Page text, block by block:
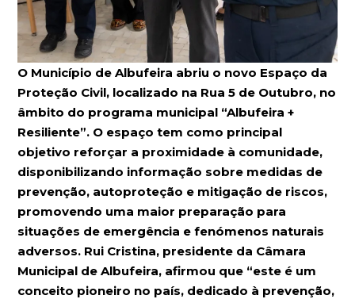
O Município de Albufeira abriu o novo Espaço da
Proteção Civil, localizado na Rua 5 de Outubro, no
âmbito do programa municipal “Albufeira +
Resiliente”. O espaço tem como principal
objetivo reforçar a proximidade à comunidade,
disponibilizando informação sobre medidas de
prevenção, autoproteção e mitigação de riscos,
promovendo uma maior preparação para
situações de emergência e fenómenos naturais
adversos. Rui Cristina, presidente da Câmara
Municipal de Albufeira, afirmou que “este é um
conceito pioneiro no país, dedicado à prevenção,